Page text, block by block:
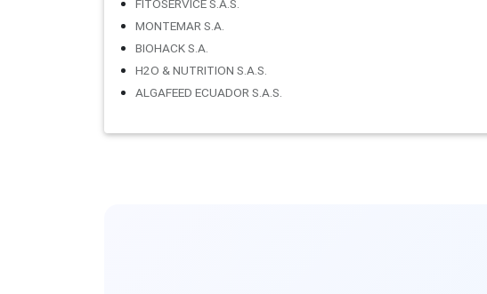
FITOSERVICE S.A.S.
MONTEMAR S.A.
BIOHACK S.A.
H2O & NUTRITION S.A.S.
ALGAFEED ECUADOR S.A.S.